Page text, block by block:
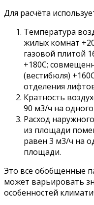
Для расчёта
Температура
жилых комнат
газовой плитой
+180С;
(вестибюля)
отделения
Кратность
90 м3/ч на
Расход
из площади
равен 3 м3/ч на
площади.
Это все обобщенные
может варьировать
особенностей